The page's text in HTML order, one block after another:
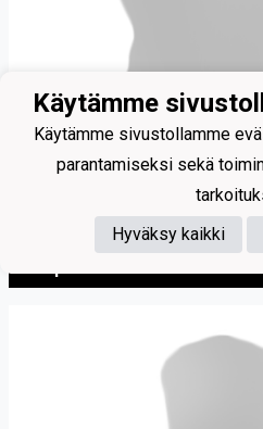
Käytämme
Käytämme sivustollamme
parantamiseksi sekä
Hyväksy kaikki